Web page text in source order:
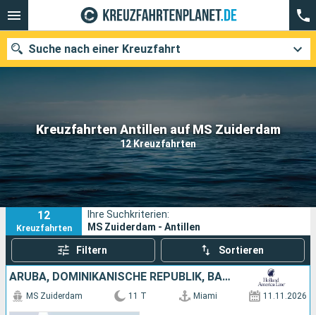
Kreuzfahrten Antillen auf MS Zuiderdam
12 Kreuzfahrten
Suche nach einer Kreuzfahrt
Unsere Ziele
Abfahrtsmonat
Häfen Reedereien
Suchen
12
Kreuzfahrten
Ihre Suchkriterien:
MS Zuiderdam - Antillen
Filtern Sortieren
ARUBA, DOMINIKANISCHE REPUBLIK, BAHAMAS, VEREINIGTE STAATEN VON AMERIKA
MS Zuiderdam 11 T Miami 11.11.2026